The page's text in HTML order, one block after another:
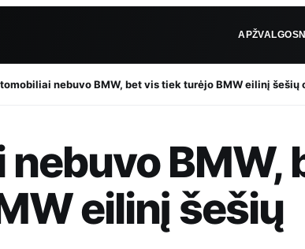
APŽVALGOS
nebuvo BMW, bet vis tiek turėjo BMW eilinį
BMW,
eilinį šešių